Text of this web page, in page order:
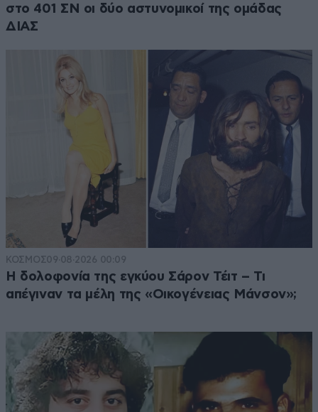
στο 401 ΣΝ οι δύο αστυνομικοί της ομάδας
ΔΙΑΣ
ΚΟΣΜΟΣ09·08·2026 00:09
Η δολοφονία της εγκύου Σάρον Τέιτ – Τι
απέγιναν τα μέλη της «Οικογένειας Μάνσον»;